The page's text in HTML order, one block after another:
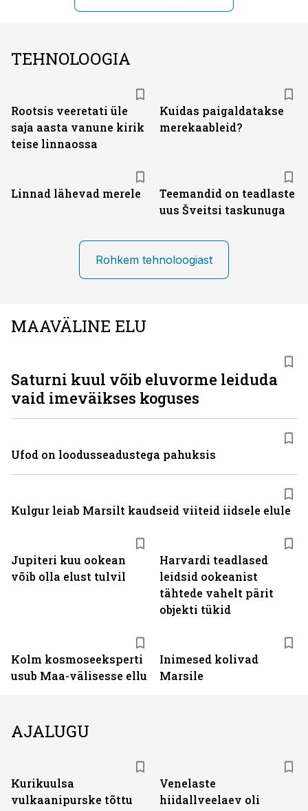
TEHNOLOOGIA
Rootsis veeretati üle
saja aasta vanune kirik
teise linnaossa
Kuidas paigaldatakse
merekaableid?
Linnad lähevad merele
Teemandid on teadlaste
uus Šveitsi taskunuga
Rohkem tehnoloogiast
MAAVÄLINE ELU
Jupiteri kuu ookean
võib olla elust tulvil
Harvardi teadlased
leidsid ookeanist
tähtede vahelt pärit
objekti tükid
Kolm kosmoseeksperti
usub Maa-välisesse ellu
Inimesed kolivad
Marsile
Saturni kuul võib eluvorme leiduda
vaid imeväikses koguses
Ufod on loodusseadustega pahuksis
Kulgur leiab Marsilt kaudseid viiteid iidsele elule
AJALUGU
Kurikuulsa
vulkaanipurske tõttu
Venelaste
hiidallveelaev oli